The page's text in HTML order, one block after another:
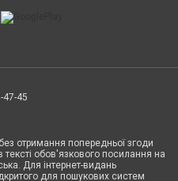
47-45
отримання попередньої згоди
обов'язкового посилання на
Для інтернет-видань
для пошукових систем